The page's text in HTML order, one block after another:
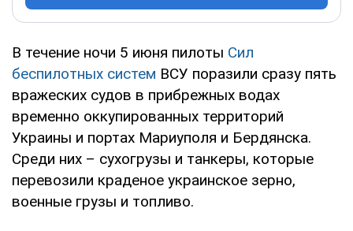
В течение ночи 5 июня пилоты Сил
беспилотных систем ВСУ поразили сразу пять
вражеских судов в прибрежных водах
временно оккупированных территорий
Украины и портах Мариуполя и Бердянска.
Среди них – сухогрузы и танкеры, которые
перевозили краденое украинское зерно,
военные грузы и топливо.